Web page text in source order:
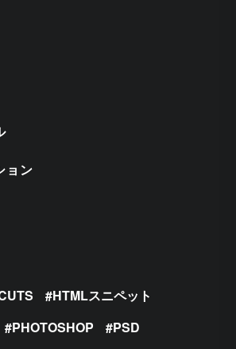
ョン
HTMLスニペット
PHOTOSHOP
PSD